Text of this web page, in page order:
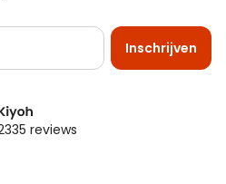
Inschrijven
reviews